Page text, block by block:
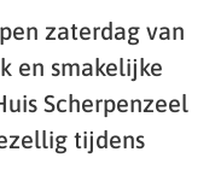
zaterdag van
en smakelijke
Scherpenzeel
tijdens